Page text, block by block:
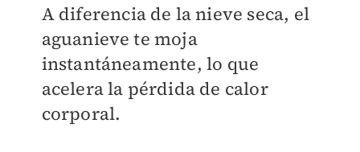
A diferencia de la nieve seca, el
aguanieve te moja
instantáneamente, lo que
acelera la pérdida de calor
corporal.